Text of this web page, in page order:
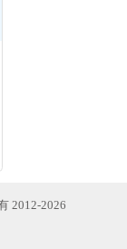
务
2012-2026